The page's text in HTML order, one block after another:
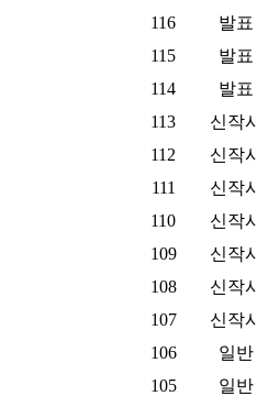
116
발표
115
발표
114
발표
113
신작시
112
신작시
111
신작시
110
신작시
109
신작시
108
신작시
107
신작시
106
일반
105
일반